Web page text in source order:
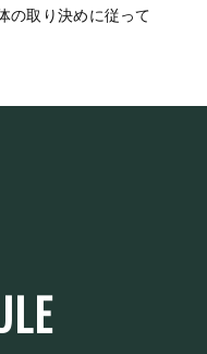
の取り決めに従って